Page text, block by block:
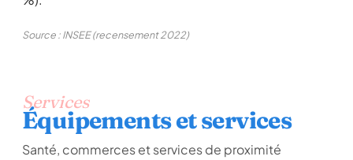
Source : INSEE (recensement 2022)
Services
Équipements et services
Santé, commerces et services de proximité